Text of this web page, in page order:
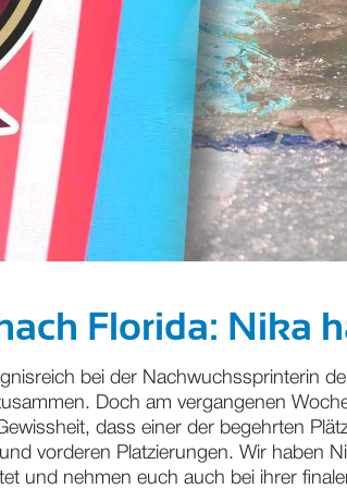
Florida: Nika
bei der Nachwuchssprinterin
Doch am vergangenen